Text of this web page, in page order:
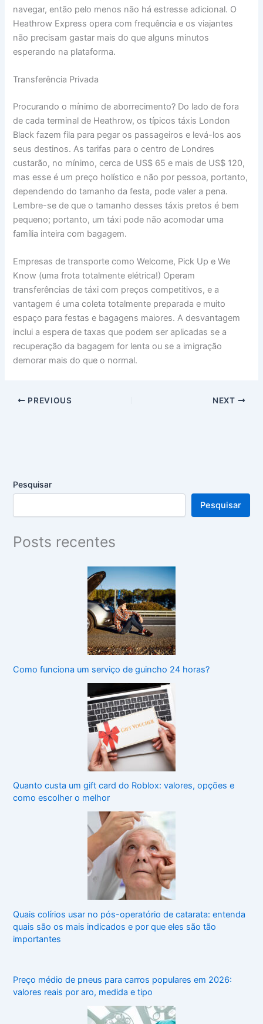
navegar, então pelo menos não há estresse adicional. O
Heathrow Express opera com frequência e os viajantes
não precisam gastar mais do que alguns minutos
esperando na plataforma.
Transferência Privada
Procurando o mínimo de aborrecimento? Do lado de fora
de cada terminal de Heathrow, os típicos táxis London
Black fazem fila para pegar os passageiros e levá-los aos
seus destinos. As tarifas para o centro de Londres
custarão, no mínimo, cerca de US$ 65 e mais de US$ 120,
mas esse é um preço holístico e não por pessoa, portanto,
dependendo do tamanho da festa, pode valer a pena.
Lembre-se de que o tamanho desses táxis pretos é bem
pequeno; portanto, um táxi pode não acomodar uma
família inteira com bagagem.
Empresas de transporte como Welcome, Pick Up e We
Know (uma frota totalmente elétrica!) Operam
transferências de táxi com preços competitivos, e a
vantagem é uma coleta totalmente preparada e muito
espaço para festas e bagagens maiores. A desvantagem
inclui a espera de taxas que podem ser aplicadas se a
recuperação da bagagem for lenta ou se a imigração
demorar mais do que o normal.
PREVIOUS NEXT
Pesquisar
Pesquisar
Posts recentes
Como funciona um serviço de guincho 24 horas?
Quanto custa um gift card do Roblox: valores, opções e
como escolher o melhor
Quais colírios usar no pós-operatório de catarata: entenda
quais são os mais indicados e por que eles são tão
importantes
Preço médio de pneus para carros populares em 2026:
valores reais por aro, medida e tipo